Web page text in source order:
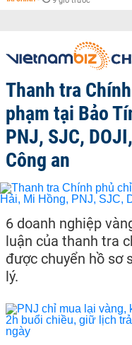
Thanh tra
phạm tại Bảo
PNJ, SJC,
Công an
6 doanh nghiệp
luận của thanh tra
được chuyển hồ sơ
lý.